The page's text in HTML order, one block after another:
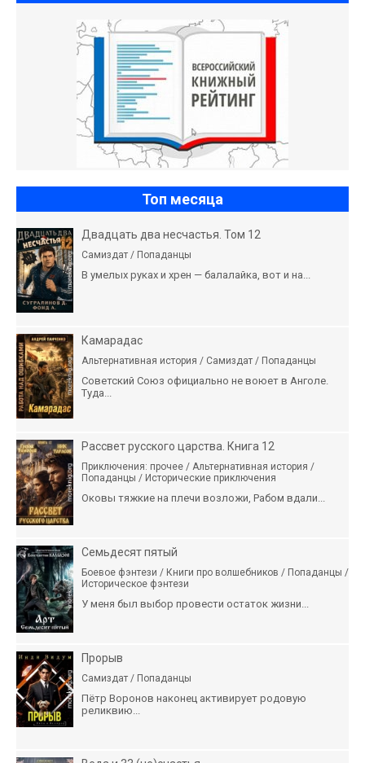
Топ месяца
Двадцать два несчастья. Том 12
Самиздат / Попаданцы
В умелых руках и хрен — балалайка, вот и на...
Камарадас
Альтернативная история / Самиздат / Попаданцы
Советский Союз официально не воюет в Анголе.
Туда...
Рассвет русского царства. Книга 12
Приключения: прочее / Альтернативная история /
Попаданцы / Исторические приключения
Оковы тяжкие на плечи возложи, Рабом вдали...
Семьдесят пятый
Боевое фэнтези / Книги про волшебников / Попаданцы /
Историческое фэнтези
У меня был выбор провести остаток жизни...
Прорыв
Самиздат / Попаданцы
Пётр Воронов наконец активирует родовую
реликвию...